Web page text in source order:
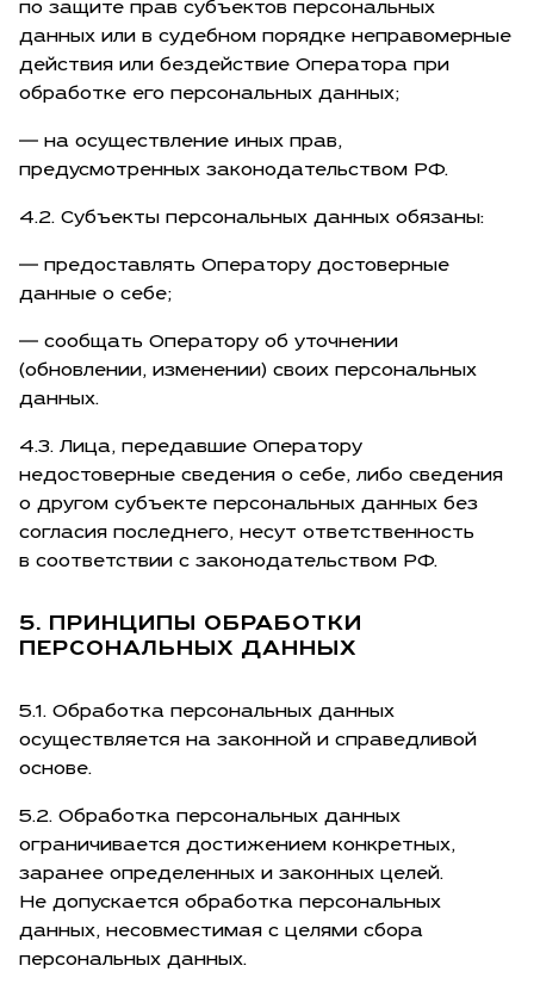
по защите прав субъектов персональных
данных или в судебном порядке неправомерные
действия или бездействие Оператора при
обработке его персональных данных;
— на осуществление иных прав,
предусмотренных законодательством РФ.
4.2. Субъекты персональных данных обязаны:
— предоставлять Оператору достоверные
данные о себе;
— сообщать Оператору об уточнении
(обновлении, изменении) своих персональных
данных.
4.3. Лица, передавшие Оператору
недостоверные сведения о себе, либо сведения
о другом субъекте персональных данных без
согласия последнего, несут ответственность
в соответствии с законодательством РФ.
5. ПРИНЦИПЫ ОБРАБОТКИ
ПЕРСОНАЛЬНЫХ ДАННЫХ
5.1. Обработка персональных данных
осуществляется на законной и справедливой
основе.
5.2. Обработка персональных данных
ограничивается достижением конкретных,
заранее определенных и законных целей.
Не допускается обработка персональных
данных, несовместимая с целями сбора
персональных данных.